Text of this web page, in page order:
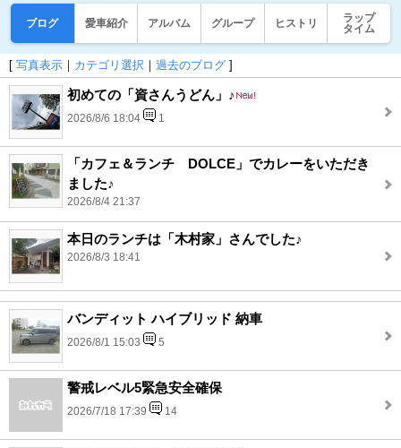
ブログ 愛車紹介 アルバム グループ ヒストリ
ラップ
タイム
[ 写真表示 ｜ カテゴリ選択 ｜ 過去のブログ ]
初めての「資さんうどん」♪
2026/8/6 18:04 1
「カフェ＆ランチ DOLCE」でカレーをいただき
ました♪
2026/8/4 21:37
本日のランチは「木村家」さんでした♪
2026/8/3 18:41
バンディット ハイブリッド 納車
2026/8/1 15:03 5
警戒レベル5緊急安全確保
2026/7/18 17:39 14